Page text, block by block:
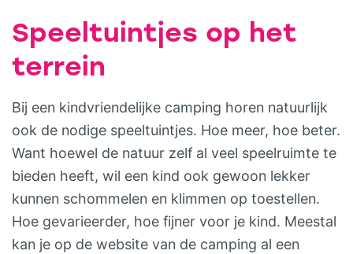
Speeltuintjes op het
terrein
Bij een kindvriendelijke camping horen natuurlijk
ook de nodige speeltuintjes. Hoe meer, hoe beter.
Want hoewel de natuur zelf al veel speelruimte te
bieden heeft, wil een kind ook gewoon lekker
kunnen schommelen en klimmen op toestellen.
Hoe gevarieerder, hoe fijner voor je kind. Meestal
kan je op de website van de camping al een